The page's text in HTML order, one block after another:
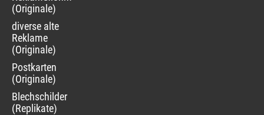
(Originale)
diverse alte
Reklame
(Originale)
Postkarten
(Originale)
Blechschilder
(Replikate)